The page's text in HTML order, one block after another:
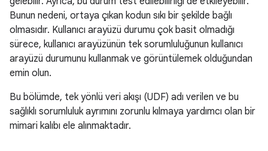
Bunun nedeni, ortaya çıkan kodun sıkı bir şekilde bağlı
olmasıdır. Kullanıcı arayüzü durumu çok basit olmadığı
sürece, kullanıcı arayüzünün tek sorumluluğunun kullanıcı
arayüzü durumunu kullanmak ve görüntülemek olduğundan
emin olun.
Bu bölümde, tek yönlü veri akışı (UDF) adı verilen ve bu
sağlıklı sorumluluk ayrımını zorunlu kılmaya yardımcı olan bir
mimari kalıbı ele alınmaktadır.